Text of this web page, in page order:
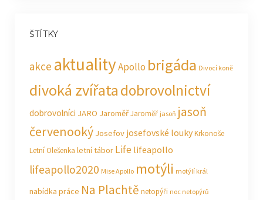
ŠTÍTKY
akce aktualityApollo brigáda Divocí koně
divoká zvířatadobrovolnictví
dobrovolníci JARO JaroměřJaroměř jasoň jasoň
červenooký Josefov josefovské loukyKrkonoše
Letní Olešenka letní tábor Life lifeapollo
lifeapollo2020 Mise Apollo motýli motýlí král
nabídka práce Na Plachtě netopýři noc netopýrů